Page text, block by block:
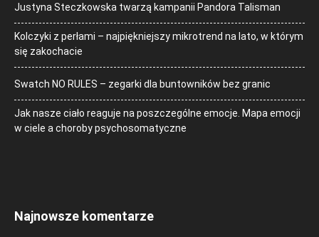
Justyna Steczkowska twarzą kampanii Pandora Talisman
Kolczyki z perłami – najpiękniejszy mikrotrend na lato, w którym
się zakochacie
Swatch NO RULES – zegarki dla buntowników bez granic
Jak nasze ciało reaguje na poszczególne emocje. Mapa emocji
w ciele a choroby psychosomatyczne
Najnowsze komentarze